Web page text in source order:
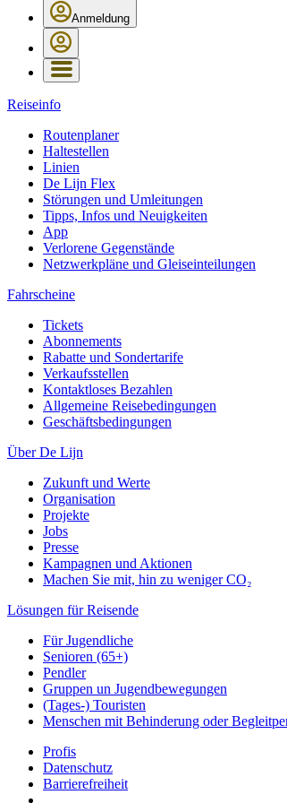
Anmeldung
Reiseinfo
Routenplaner
Haltestellen
Linien
De Lijn Flex
Störungen und Umleitungen
Tipps, Infos und Neuigkeiten
App
Verlorene Gegenstände
Netzwerkpläne und Gleiseinteilungen
Fahrscheine
Tickets
Abonnements
Rabatte und Sondertarife
Verkaufsstellen
Kontaktloses Bezahlen
Allgemeine Reisebedingungen
Geschäftsbedingungen
Über De Lijn
Zukunft und Werte
Organisation
Projekte
Jobs
Presse
Kampagnen und Aktionen
Machen Sie mit, hin zu weniger CO₂
Lösungen für Reisende
Für Jugendliche
Senioren (65+)
Pendler
Gruppen un Jugendbewegungen
(Tages-) Touristen
Menschen mit Behinderung oder
Profis
Datenschutz
Barrierefreiheit